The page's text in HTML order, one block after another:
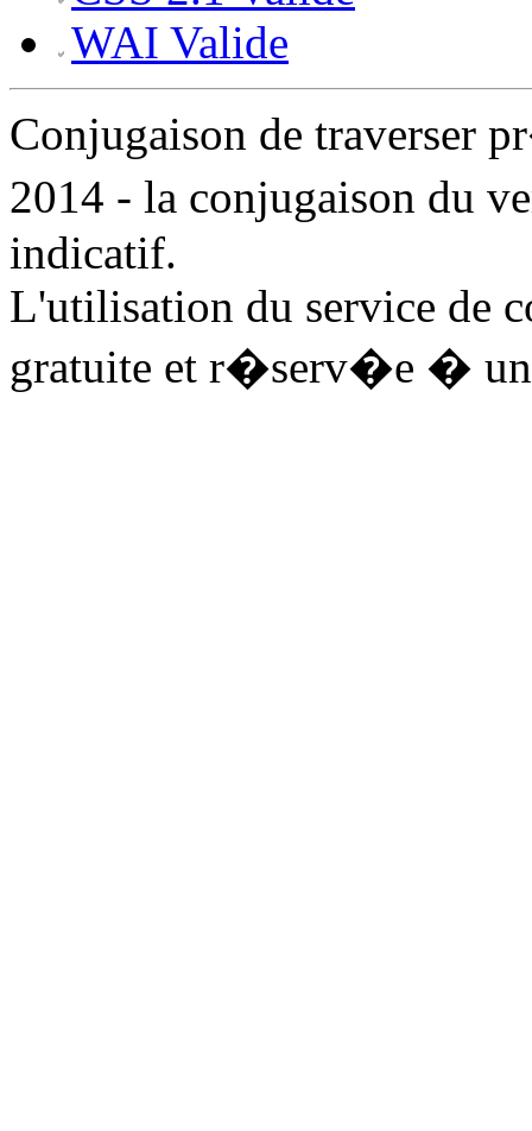
WAI Valide
Conjugaison de
2014 - la conjugaison du
indicatif.
L'utilisation du service de
gratuite et r�serv�e � un